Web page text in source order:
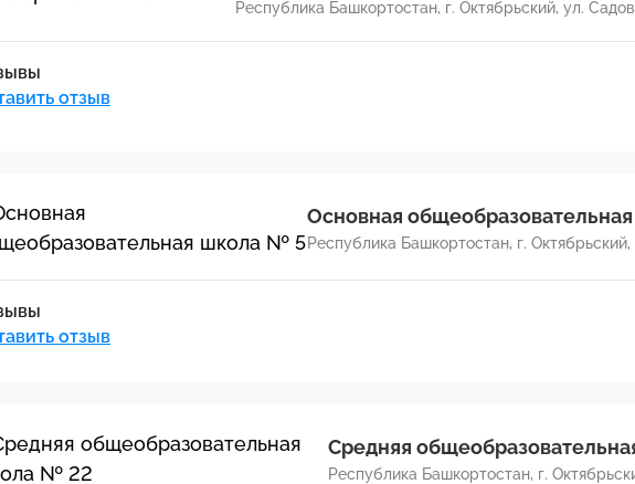
Республика Башкортостан, г. Октябрьский, ул.
отзыв
Основная
Республика Башкортостан, г.
отзыв
Средняя
Республика Башкортостан, г.